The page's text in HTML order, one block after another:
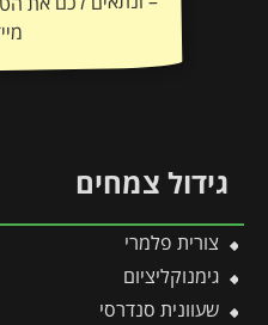
גידול צמחים
צורית פלמרי
גימנוקליציום
שעוונית סנדרסי